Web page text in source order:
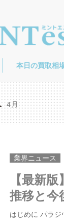
本日の買取相
4月
業界ニュース
【最新
推移と今
はじめに パラ